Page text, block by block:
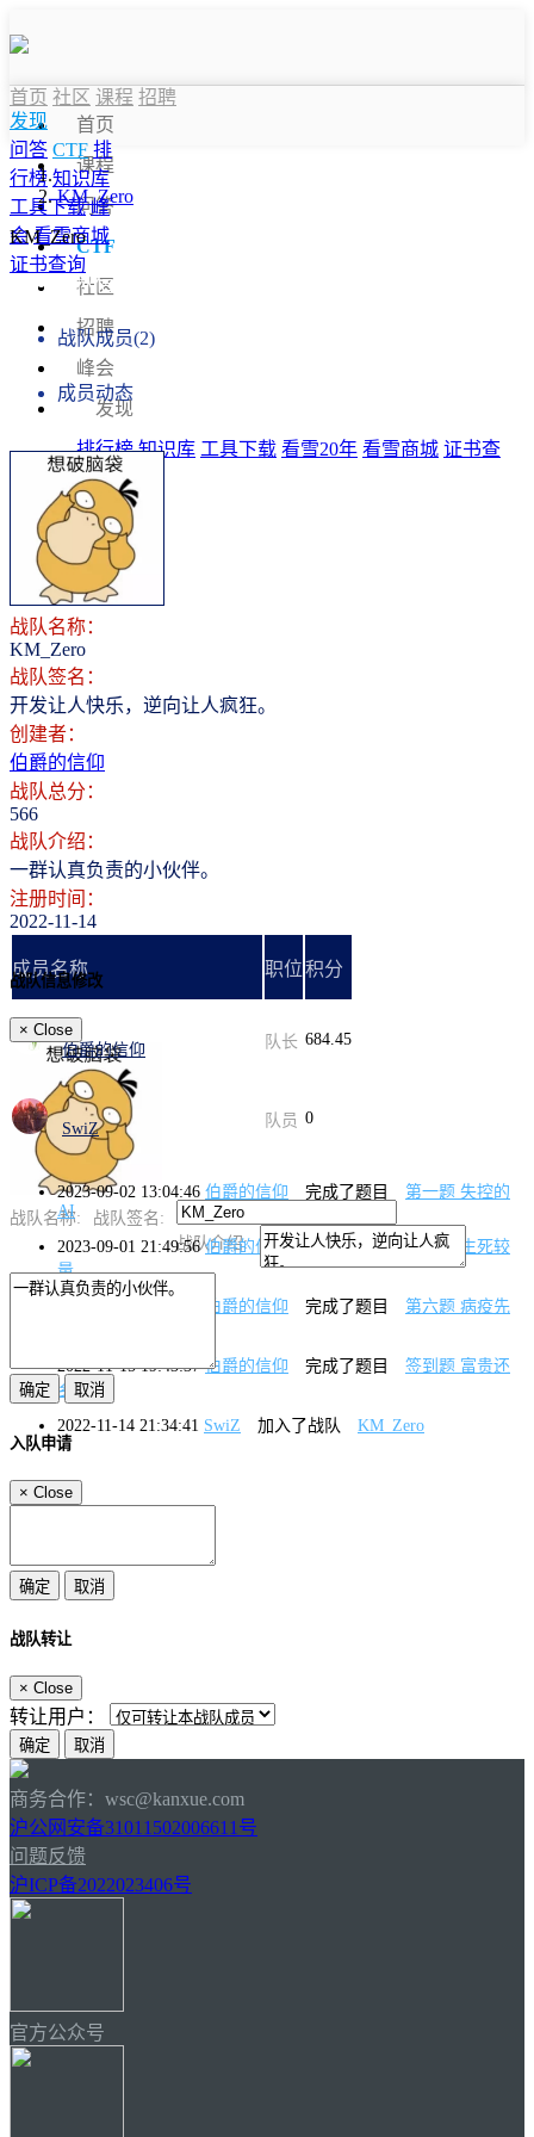
首页
课程
问答
CTF
社区
招聘
峰会
发现
排行榜 知识库 工具下载 看雪20年 看雪商城 证书查
询
登录 注册
首页 社区 课程 招聘
发现
问答 CTF 排
行榜 知识库
工具下载 峰
会 看雪商城
证书查询
KM_Zero
KM_Zero
战队信息
战队成员(2)
成员动态
战队名称：
KM_Zero
战队签名：
开发让人快乐，逆向让人疯狂。
创建者：
伯爵的信仰
战队总分：
566
战队介绍：
一群认真负责的小伙伴。
注册时间：
2022-11-14
成员名称 职位积分
伯爵的信仰 队长 684.45
SwiZ 队员 0
2023-09-02 13:04:46 伯爵的信仰 完成了题目
第一题 失控的
AI
2023-09-01 21:49:56 伯爵的信仰 完成了题目
签到题 生死较
量
伯爵的信仰 完成了题目
第六题 病疫先
2022-11-15 19:43:37 伯爵的信仰 完成了题目
签到题 富贵还
乡
2022-11-14 21:34:41 SwiZ 加入了战队 KM_Zero
战队信息修改
× Close
战队名称:
战队签名:
战队介绍:
入队申请
× Close
战队转让
× Close
转让用户：
商务合作：wsc@kanxue.com
沪公网安备31011502006611号
问题反馈
沪ICP备2022023406号
官方公众号